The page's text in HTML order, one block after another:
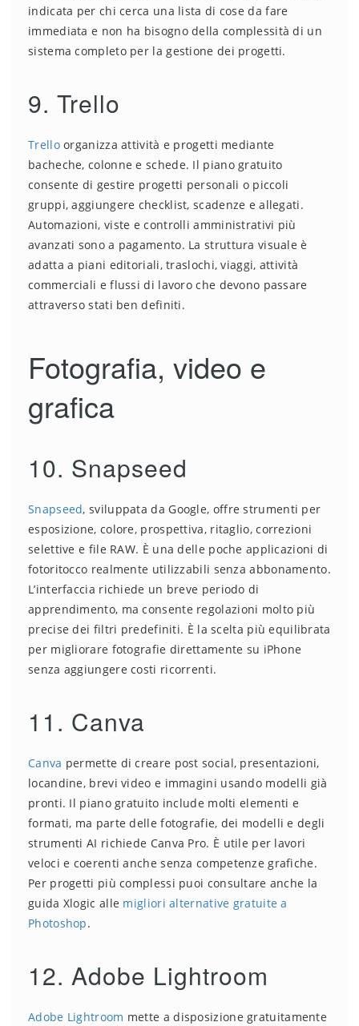
indicata per chi cerca una lista di cose da fare
immediata e non ha bisogno della complessità di un
sistema completo per la gestione dei progetti.
9. Trello
Trelloorganizza attività e progetti mediante
bacheche, colonne e schede. Il piano gratuito
consente di gestire progetti personali o piccoli
gruppi, aggiungere checklist, scadenze e allegati.
Automazioni, viste e controlli amministrativi più
avanzati sono a pagamento. La struttura visuale è
adatta a piani editoriali, traslochi, viaggi, attività
commerciali e flussi di lavoro che devono passare
attraverso stati ben definiti.
Fotografia, video e
grafica
10. Snapseed
Snapseed, sviluppata da Google, offre strumenti per
esposizione, colore, prospettiva, ritaglio, correzioni
selettive e file RAW. È una delle poche applicazioni di
fotoritocco realmente utilizzabili senza abbonamento.
L’interfaccia richiede un breve periodo di
apprendimento, ma consente regolazioni molto più
precise dei filtri predefiniti. È la scelta più equilibrata
per migliorare fotografie direttamente su iPhone
senza aggiungere costi ricorrenti.
11. Canva
Canva permette di creare post social, presentazioni,
locandine, brevi video e immagini usando modelli già
pronti. Il piano gratuito include molti elementi e
formati, ma parte delle fotografie, dei modelli e degli
strumenti AI richiede Canva Pro. È utile per lavori
veloci e coerenti anche senza competenze grafiche.
Per progetti più complessi puoi consultare anche la
guida Xlogic alle migliori alternative gratuite a
Photoshop.
12. Adobe Lightroom
Adobe Lightroom mette a disposizione gratuitamente